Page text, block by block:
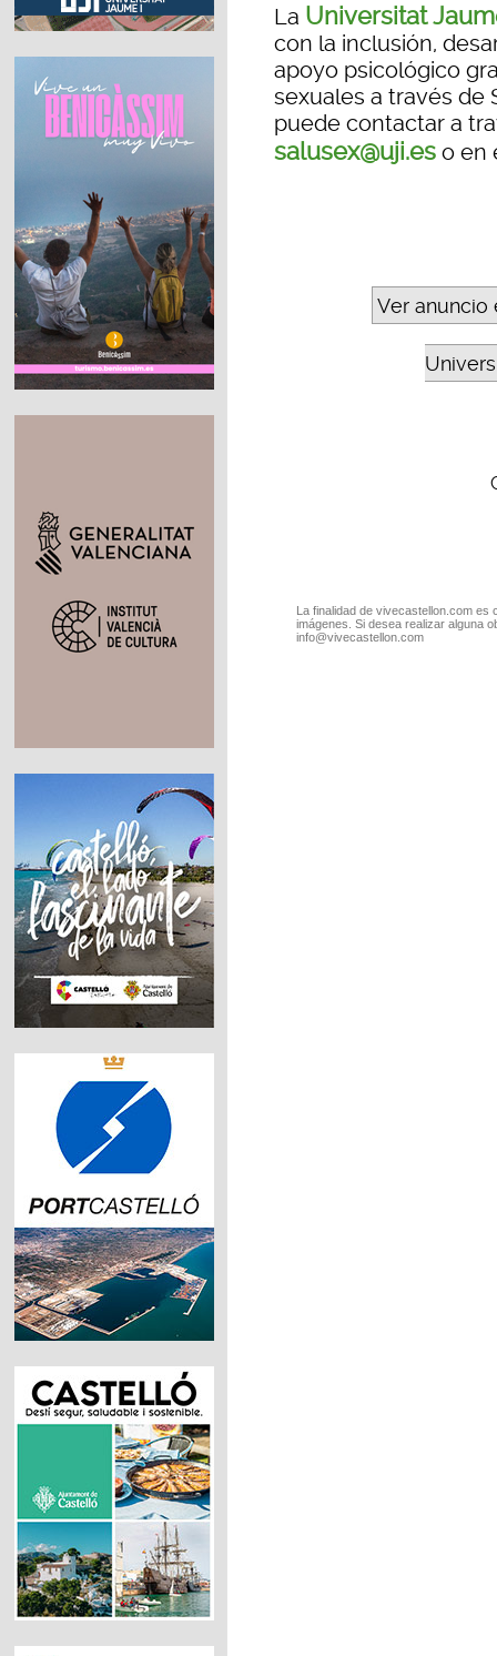
La Universitat
con la inclusión,
apoyo psicológico
sexuales a través de
puede contactar a
salusex@uji.es o en
Ver anuncio
La finalidad de vivecastellon.com
imágenes. Si desea realizar alguna
info@vivecastellon.com